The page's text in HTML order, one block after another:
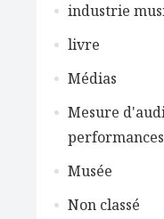
industrie
livre
Médias
Mesure
Musée
Non classé